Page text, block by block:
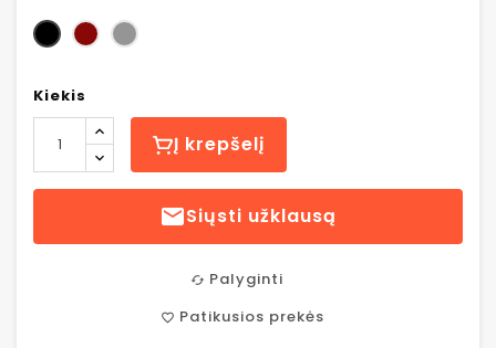
Juoda Raudona
Kiekis
Į krepšelį
Siųsti užklausą
cached Palyginti
favorite_border Patikusios prekės